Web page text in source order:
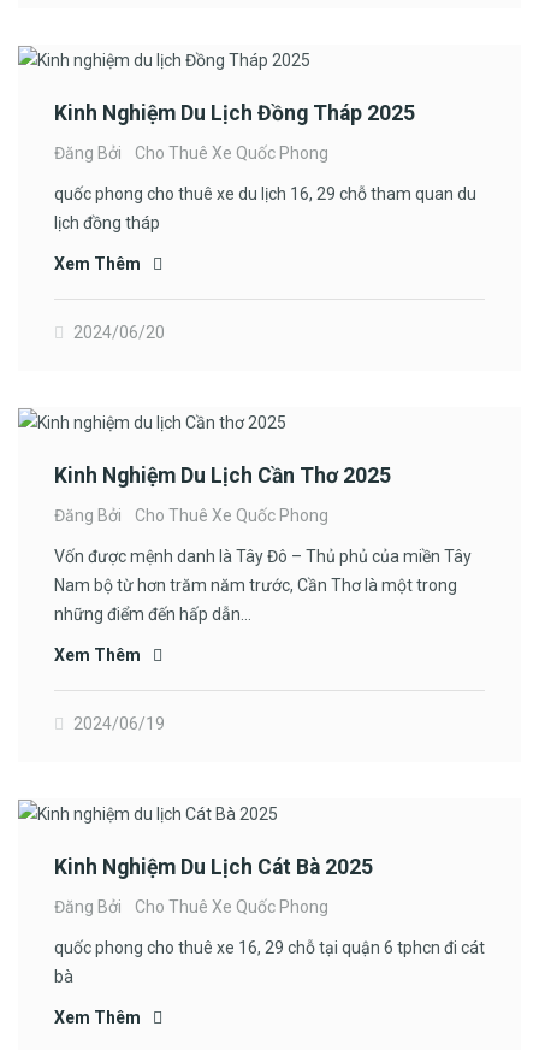
Kinh Nghiệm Du Lịch Đồng Tháp 2025
Đăng Bởi Cho Thuê Xe Quốc Phong
quốc phong cho thuê xe du lịch 16, 29 chỗ tham quan du
lịch đồng tháp
Xem Thêm
2024/06/20
Kinh Nghiệm Du Lịch Cần Thơ 2025
Đăng Bởi Cho Thuê Xe Quốc Phong
Vốn được mệnh danh là Tây Đô – Thủ phủ của miền Tây
Nam bộ từ hơn trăm năm trước, Cần Thơ là một trong
những điểm đến hấp dẫn…
Xem Thêm
2024/06/19
Kinh Nghiệm Du Lịch Cát Bà 2025
Đăng Bởi Cho Thuê Xe Quốc Phong
quốc phong cho thuê xe 16, 29 chỗ tại quận 6 tphcn đi cát
bà
Xem Thêm